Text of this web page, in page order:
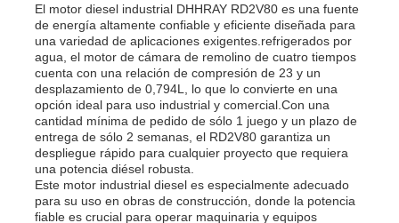
El motor diesel industrial DHHRAY RD2V80 es una fuente
de energía altamente confiable y eficiente diseñada para
una variedad de aplicaciones exigentes.refrigerados por
agua, el motor de cámara de remolino de cuatro tiempos
cuenta con una relación de compresión de 23 y un
desplazamiento de 0,794L, lo que lo convierte en una
opción ideal para uso industrial y comercial.Con una
cantidad mínima de pedido de sólo 1 juego y un plazo de
entrega de sólo 2 semanas, el RD2V80 garantiza un
despliegue rápido para cualquier proyecto que requiera
una potencia diésel robusta.
Este motor industrial diesel es especialmente adecuado
para su uso en obras de construcción, donde la potencia
fiable es crucial para operar maquinaria y equipos